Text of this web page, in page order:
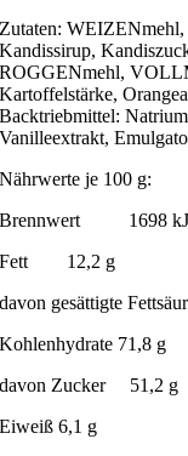
Zutaten: WEIZENmehl,
Kandissirup,
ROGGENmehl,
Kartoffelstärke,
Backtriebmittel:
Vanilleextrakt,
Nährwerte je 100 g:
Brennwert 1698 kJ
Fett 12,2 g
davon gesättigte
Kohlenhydrate 71,8 g
davon Zucker 51,2 g
Eiweiß 6,1 g